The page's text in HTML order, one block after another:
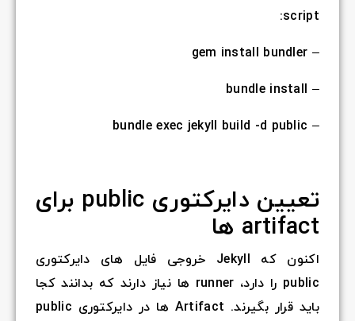
script:
– gem install bundler
– bundle install
– bundle exec jekyll build -d public
تعیین دایرکتوری public برای
artifact ها
اکنون که Jekyll خروجی فایل های دایرکتوری
public را دارد، runner ها نیاز دارند که بدانند کجا
باید قرار بگیرند. Artifact ها در دایرکتوری public